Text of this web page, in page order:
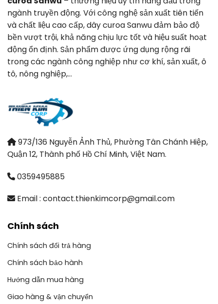
ngành truyền động. Với công nghệ sản xuất tiên tiến
và chất liệu cao cấp, dây curoa Sanwu đảm bảo độ
bền vượt trội, khả năng chịu lực tốt và hiệu suất hoạt
động ổn định. Sản phẩm được ứng dụng rộng rãi
trong các ngành công nghiệp như cơ khí, sản xuất, ô
tô, nông nghiệp,…
973/136 Nguyễn Ảnh Thủ, Phường Tân Chánh Hiệp,
Quận 12, Thành phố Hồ Chí Minh, Việt Nam.
0359495885
Email : contact.thienkimcorp@gmail.com
Chính sách
Chính sách đổi trả hàng
Chính sách bảo hành
Hướng dẫn mua hàng
Giao hàng & vận chuyển